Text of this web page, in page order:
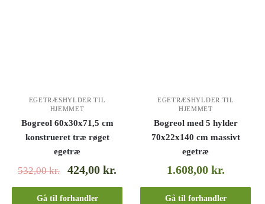
EGETRÆSHYLDER TIL
HJEMMET
Bogreol 60x30x71,5 cm
konstrueret træ røget
egetræ
532,00kr. 424,00kr.
Gå til forhandler
EGETRÆSHYLDER TIL
HJEMMET
Bogreol med 5 hylder
70x22x140 cm massivt
egetræ
1.608,00 kr.
Gå til forhandler